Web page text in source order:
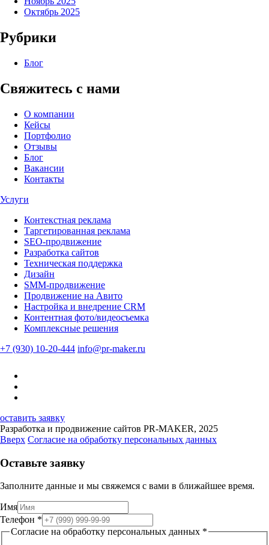
Октябрь 2025
Рубрики
Блог
Свяжитесь с нами
О компании
Кейсы
Портфолио
Отзывы
Блог
Вакансии
Контакты
Услуги
Контекстная реклама
Таргетированная реклама
SEO-продвижение
Разработка сайтов
Техническая поддержка
Дизайн
SMM-продвижение
Продвижение на Авито
Настройка и внедрение CRM
Контентная фото/видеосъемка
Комплексные решения
+7 (930) 10-20-444 info@pr-maker.ru
оставить заявку
Разработка и продвижение сайтов PR-MAKER, 2025
Вверх Согласие на обработку персональных данных
Оставьте заявку
Заполните данные и мы свяжемся с вами в ближайшее время.
Имя
Телефон *
Согласие на обработку персональных данных *